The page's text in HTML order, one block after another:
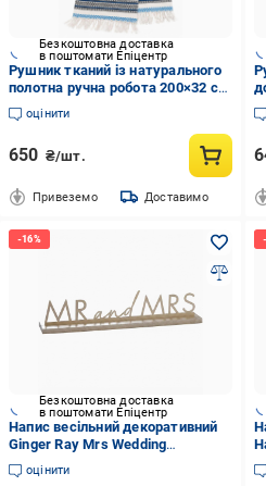
Безкоштовна доставка
в поштомати Епіцентр
Рушник тканий із натурального
полотна ручна робота 200×32 см
(РВ 01-53)
оцінити
650 ₴/шт.
Привеземо Доставимо
Безкоштовна доставка
в поштомати Епіцентр
Напис весільний декоративний
Ginger Ray Mrs Wedding
металева табличка 42,5×7,5 см
Золотистий (36268744)
оцінити